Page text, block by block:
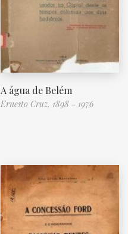
A água de Belém
Ernesto Cruz, 1898 - 1976